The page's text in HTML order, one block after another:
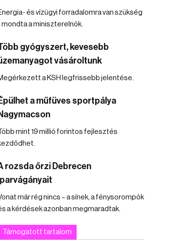
és vízügyi forradalomra van szükség
mondta a miniszterelnök.
gyógyszert, kevesebb
vásároltunk
a KSH legfrissebb jelentése.
a műfüves sportpálya
Több mint 19 millió forintos fejlesztés
rozsda őrzi Debrecen
már rég nincs – a sínek, a fénysorompók
a kérdések azonban megmaradtak.
Támogatott tartalom